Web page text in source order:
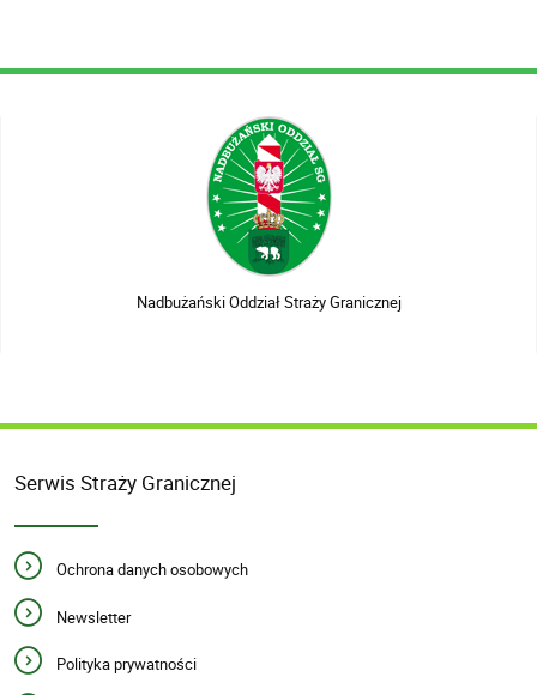
Nadbużański Oddział Straży Granicznej
Serwis Straży Granicznej
Ochrona danych osobowych
Newsletter
Polityka prywatności